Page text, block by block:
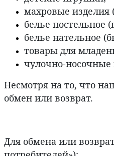
махровые изделия
белье постельное
белье нательное
товары для
чулочно-носочные
Несмотря на то, что
обмен или возврат.
Для обмена или